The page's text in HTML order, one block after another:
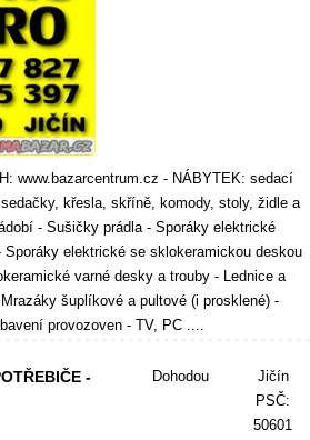
www.bazarcentrum.cz - NÁBYTEK: sedací
křesla, skříně, komody, stoly, židle a
- Sušičky prádla - Sporáky elektrické
elektrické se sklokeramickou deskou
varné desky a trouby - Lednice a
šuplíkové a pultové (i prosklené) -
provozoven - TV, PC ....
-
Dohodou
Jičín
PSČ:
50601